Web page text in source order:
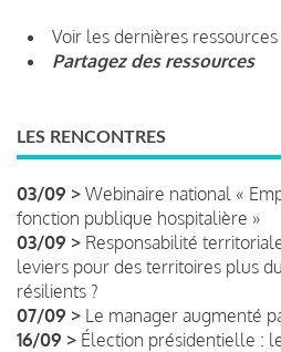
Voir les dernières ressources
Partagez des ressources
LES RENCONTRES
03/09 > Webinaire national «
fonction publique hospitalière »
03/09 > Responsabilité
leviers pour des territoires plus
résilients ?
07/09 > Le manager augmenté
16/09 > Élection présidentielle :